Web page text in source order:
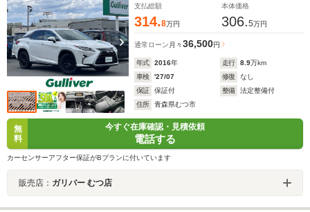
支払総額
314.8万円
本体価格
306.5万円
通常ローン 月々36,500円
年式 2016年 走行 8.9万km
車検
'27/07 修復
なし
保証
保証付 整備
法定整備付
住所
青森県むつ市
無
料
今すぐ在庫確認・見積依頼
電話する
カーセンサーアフター保証がBプランに付いています
販売店： ガリバー むつ店